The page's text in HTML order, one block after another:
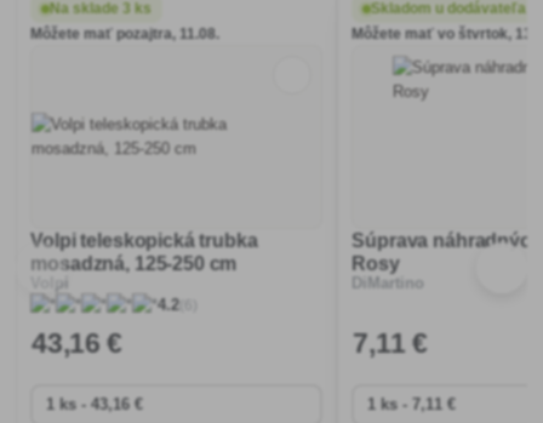
Na sklade 3 ks
Môžete mať pozajtra, 11.08.
Volpi teleskopická trubka
mosadzná, 125-250 cm
Volpi
4.2
43,16 €
Skladom u dodávateľa
Môžete mať vo štvrtok,
Súprava
Rosy
DiMartino
7,11 €